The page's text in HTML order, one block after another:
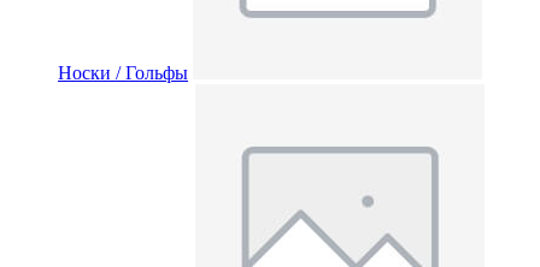
Носки / Гольфы